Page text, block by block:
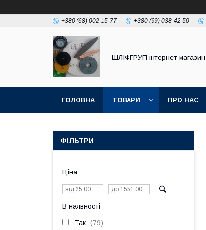
+380 (68) 002-15-77 +380 (99) 038-42-50
ШЛІФГРУП інтернет магазин
ГОЛОВНА ТОВАРИ ПРО НАС
ФІЛЬТРИ
Ціна
В наявності
Так 79